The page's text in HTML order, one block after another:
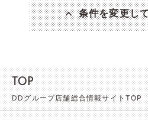
条件を変更し
TOP
DDグループ店舗総合情報サイトTOP